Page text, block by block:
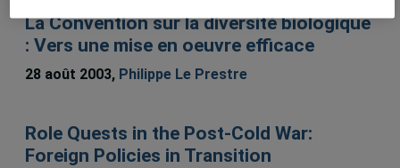
La Convention sur la diversité biologique
: Vers une mise en oeuvre efficace
28 août 2003, Philippe Le Prestre
Role Quests in the Post-Cold War:
Foreign Policies in Transition